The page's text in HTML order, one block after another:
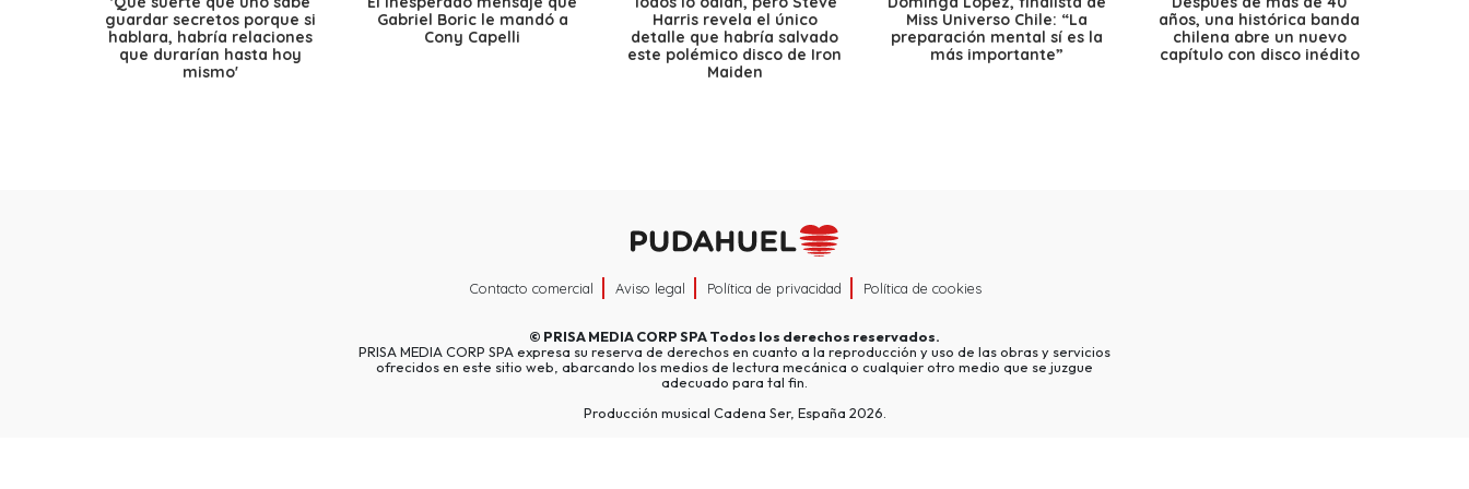
guardar secretos porque si
hablara, habría relaciones
que durarían hasta hoy
mismo'
Gabriel Boric le mandó a
Cony Capelli
Harris revela el único
detalle que habría salvado
este polémico disco de Iron
Maiden
Miss Universo Chile: “La
preparación mental sí es la
más importante”
años, una histórica banda
chilena abre un nuevo
capítulo con disco inédito
Contacto comercial Aviso legal Política de privacidad Política de cookies
© PRISA MEDIA CORP SPATodos los derechos reservados.
PRISA MEDIA CORP SPA expresa su reserva de derechos en cuanto a la reproducción y uso de las obras y servicios
ofrecidos en este sitio web, abarcando los medios de lectura mecánica o cualquier otro medio que se juzgue
adecuado para tal fin.
Producción musical Cadena Ser, España 2026.